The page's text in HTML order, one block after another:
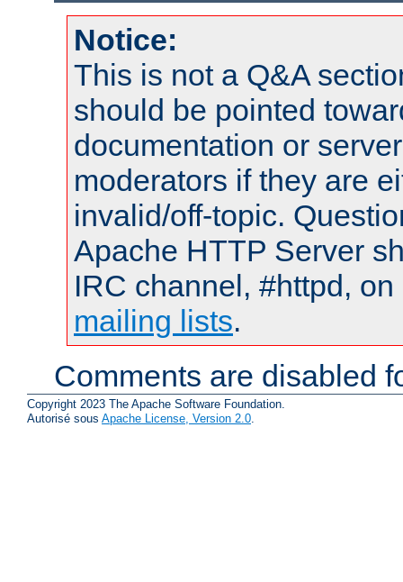
Notice:
This is not a Q&A
should be pointed
documentation or
moderators if they are
invalid/off-topic.
Apache HTTP Server
IRC channel, #httpd,
mailing lists.
Comments are disabled
Copyright 2023 The Apache Software Foundation.
Autorisé sous Apache License, Version 2.0